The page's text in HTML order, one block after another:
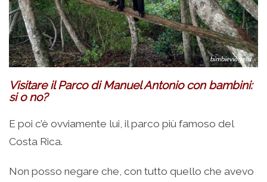
Visitare il Parco di Manuel Antonio con bambini:
si o no?
E poi c’è ovviamente lui, il parco più famoso del
Costa Rica.
Non posso negare che, con tutto quello che avevo